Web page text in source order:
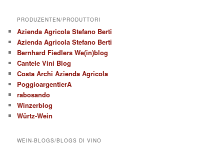
PRODUZENTEN/PRODUTTORI
Azienda Agricola Stefano Berti
Azienda Agricola Stefano Berti
Bernhard Fiedlers We(in)blog
Cantele Vini Blog
Costa Archi Azienda Agricola
PoggioargentierA
rabosando
Winzerblog
Würtz-Wein
WEIN-BLOGS/BLOGS DI VINO